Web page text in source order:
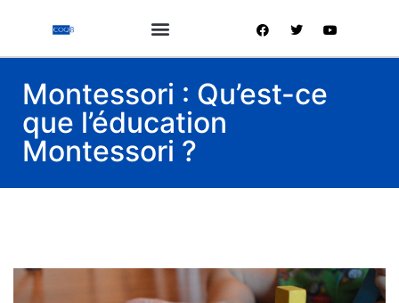
Montessori : Qu’est-ce
que l’éducation
Montessori ?